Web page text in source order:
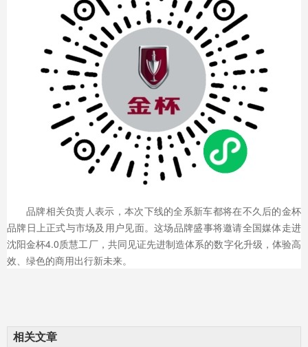
品牌相关负责人表示，本次下线的全系新车都将在不久后的金杯
品牌日上正式与市场及用户见面。这场品牌盛事将邀请全国媒体走进
沈阳金杯4.0质慧工厂，共同见证先进制造体系的数字化升级，体验高
效、绿色的商用出行新未来。
相关文章